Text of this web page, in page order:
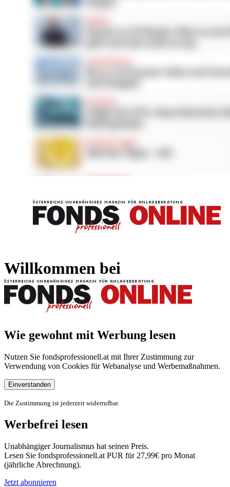
Willkommen bei
Wie gewohnt mit Werbung lesen
Nutzen Sie fondsprofessionell.at mit Ihrer Zustimmung zur
Verwendung von Cookies für Webanalyse und Werbemaßnahmen.
Einverstanden
Die Zustimmung ist jederzeit widerrufbar.
Werbefrei lesen
Unabhängiger Journalismus hat seinen Preis.
Lesen Sie fondsprofessionell.at PUR für 27,99€ pro Monat
(jährliche Abrechnung).
Jetzt abonnieren